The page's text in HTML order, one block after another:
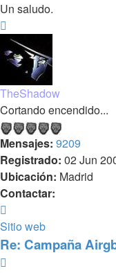
Un saludo.
TheShadow
Cortando encendido...
Mensajes: 9209
Registrado: 02 Jun
Ubicación: Madrid
Contactar:
TheShadow
Sitio web
Re: Campaña